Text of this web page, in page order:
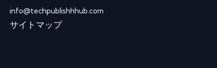
info@techpublishhhub.com
サイトマップ